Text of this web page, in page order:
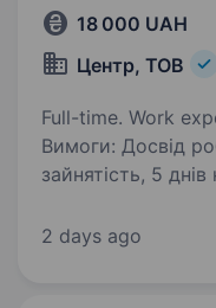
18 000 UAH
Центр, ТОВ
Full-time. Work
Вимоги: Досвід
зайнятість, 5
2 days ago